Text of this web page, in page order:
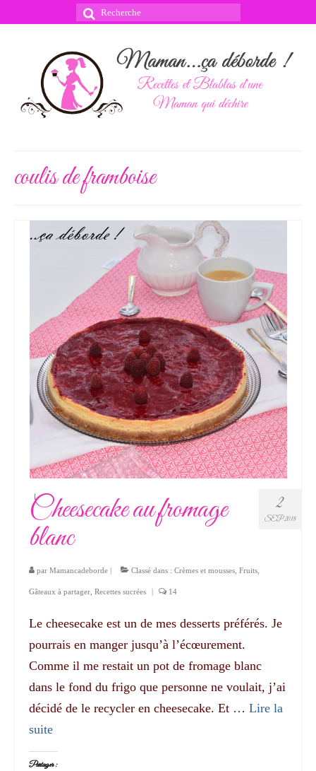
Rechercher
coulis de framboise
2
SEP 2018
Cheesecake au fromage
blanc
par Mamancadeborde | Classé dans : Crèmes et mousses Fruits
Gâteaux à partager Recettes sucrées | 14
Le cheesecake est un de mes desserts préférés. Je
pourrais en manger jusqu’à l’écœurement.
Comme il me restait un pot de fromage blanc
dans le fond du frigo que personne ne voulait, j’ai
décidé de le recycler en cheesecake. Et … Lire la
suite­­
Partager :